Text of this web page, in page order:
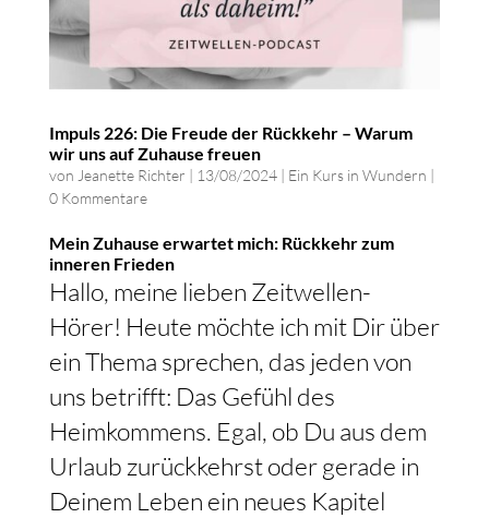
Impuls 226: Die Freude der Rückkehr – Warum
wir uns auf Zuhause freuen
von Jeanette Richter | 13/08/2024| Ein Kurs in Wundern |
0 Kommentare
Mein Zuhause erwartet mich: Rückkehr zum
inneren Frieden
Hallo, meine lieben Zeitwellen-
Hörer! Heute möchte ich mit Dir über
ein Thema sprechen, das jeden von
uns betrifft: Das Gefühl des
Heimkommens. Egal, ob Du aus dem
Urlaub zurückkehrst oder gerade in
Deinem Leben ein neues Kapitel